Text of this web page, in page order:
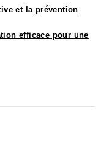
et la prévention
efficace pour une